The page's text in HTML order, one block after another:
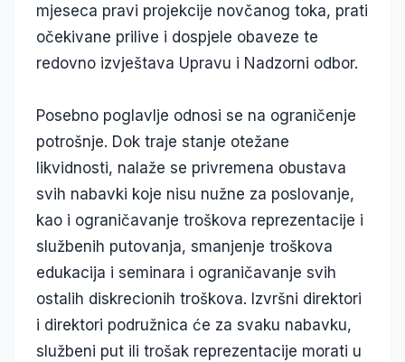
mjeseca pravi projekcije novčanog toka, prati
očekivane prilive i dospjele obaveze te
redovno izvještava Upravu i Nadzorni odbor.
Posebno poglavlje odnosi se na ograničenje
potrošnje. Dok traje stanje otežane
likvidnosti, nalaže se privremena obustava
svih nabavki koje nisu nužne za poslovanje,
kao i ograničavanje troškova reprezentacije i
službenih putovanja, smanjenje troškova
edukacija i seminara i ograničavanje svih
ostalih diskrecionih troškova. Izvršni direktori
i direktori podružnica će za svaku nabavku,
službeni put ili trošak reprezentacije morati u